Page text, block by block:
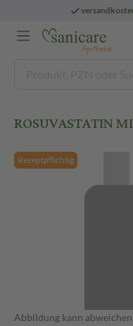
ROSUVASTATIN
Rezeptpflichtig
Abbildung kann abweichen